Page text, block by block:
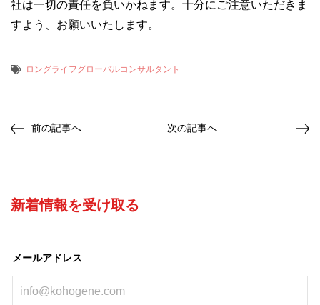
社は一切の責任を負いかねます。十分にご注意いただきま
すよう、お願いいたします。
ロングライフグローバルコンサルタント
前の記事へ 次の記事へ
新着情報を受け取る
メールアドレス